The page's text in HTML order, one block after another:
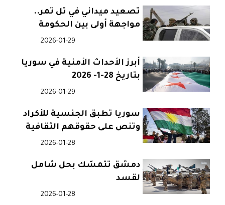
تصعيد ميداني في تل تمر..
مواجهة أولى بين الحكومة
2026-01-29
أبرز الأحداث الأمنية في سوريا
بتاريخ 28-1- 2026
2026-01-29
سوريا تطبق الجنسية للأكراد
وتنص على حقوقهم الثقافية
2026-01-28
دمشق تتمسّك بحل شامل
لقسد
2026-01-28